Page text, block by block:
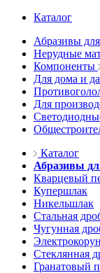
Каталог
Абразивы
Нерудные
Компоненты
Для дома и
Для
Каталог
Абразивы
Кварцевый
Купершлак
Никельшлак
Стальная
Чугунная
Стеклянная
Гранатовый